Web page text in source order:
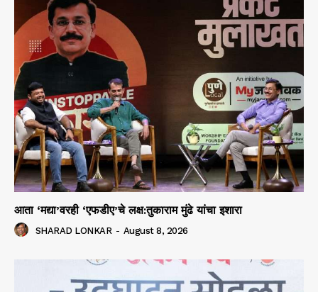
आता ‘मद्या’वरही ‘एफडीए’चे लक्ष:तुकाराम मुंढे यांचा इशारा
SHARAD LONKAR - August 8, 2026